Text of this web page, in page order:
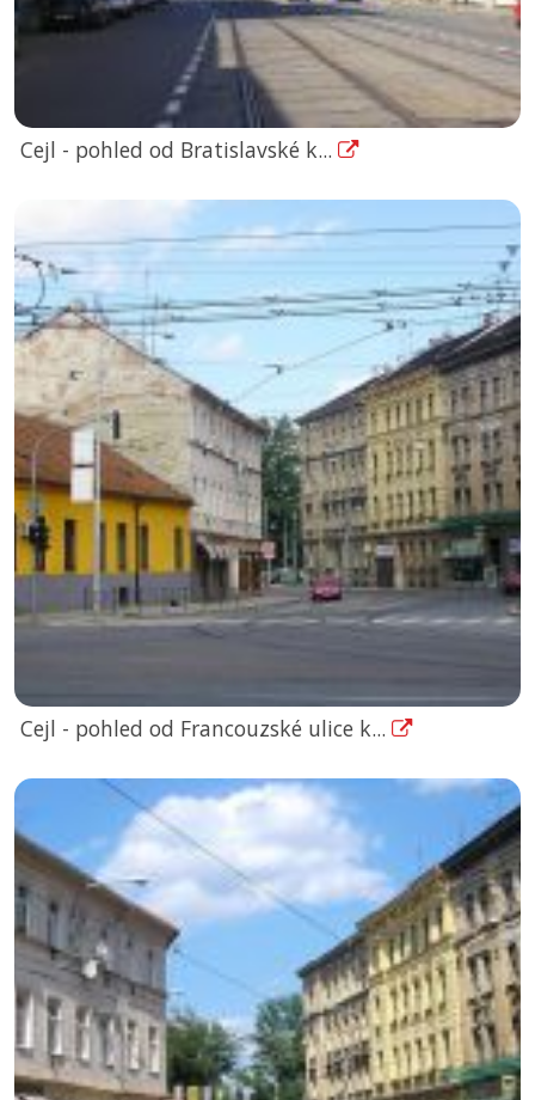
Cejl - pohled od Bratislavské k...
Cejl - pohled od Francouzské ulice k...